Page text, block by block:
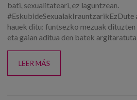
bati, sexualitateari, ez laguntzean.
#EskubideSexualakIrauntzarikEzDute
hauek ditu: funtsezko mezuak
eta gaian aditua den batek
LEER MÁS